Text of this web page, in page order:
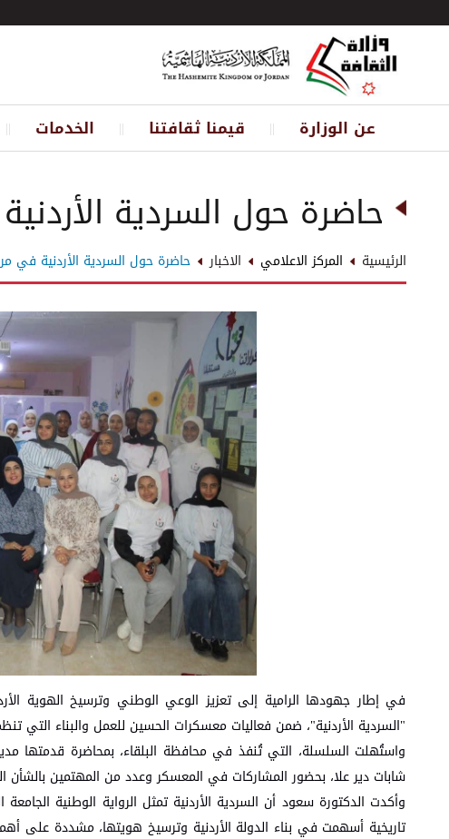
عن الوزارة || قيمنا ثقافتنا || الخدمات ||
حاضرة حول السردية
الرئيسية المركز الاعلامي الاخبار حاضرة حول السردية الأردنية في
في إطار جهودها الرامية إلى تعزيز الوعي الوطني وترسيخ الهوية
"السردية الأردنية"، ضمن فعاليات معسكرات الحسين للعمل والبناء التي
شابات دير علا، بحضور المشاركات في المعسكر وعدد من المهتمين بالشأن
وأكدت الدكتورة سعود أن السردية الأردنية تمثل الرواية الوطنية
تاريخية أسهمت في بناء الدولة الأردنية وترسيخ هويتها، مشددة على